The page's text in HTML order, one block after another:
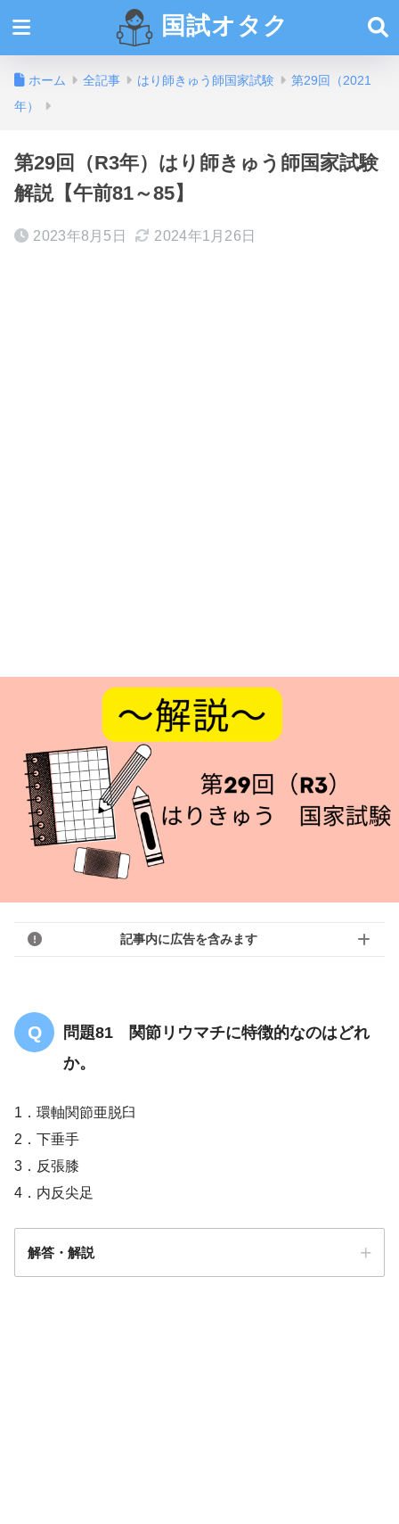
国試オタク
ホーム 全記事 はり師きゅう師国家試験
第29回（2021
年）
第29回（R3年）はり師きゅう師国家試験
解説【午前81～85】
2023年8月5日 2024年1月26日
記事内に広告を含みます
問題81 関節リウマチに特徴的なのはどれ
か。
1．環軸関節亜脱臼
2．下垂手
3．反張膝
4．内反尖足
解答・解説